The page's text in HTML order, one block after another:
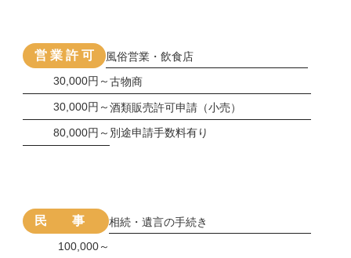
営 業 許 可
風俗営業・飲食店
30,000円～古物商
30,000円～酒類販売許可申請（小売）
80,000円～ 別途申請手数料有り
民 事
相続・遺言の手続き
100,000～